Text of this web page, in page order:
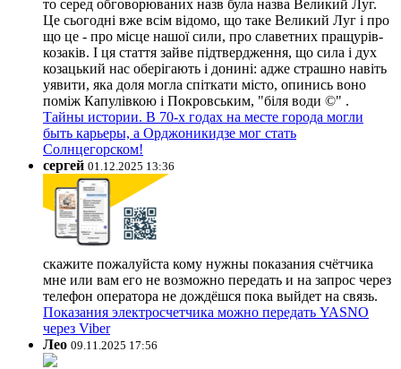
то серед обговорюваних назв була назва Великий Луг.
Це сьогодні вже всім відомо, що таке Великий Луг і про
що це - про місце нашої сили, про славетних пращурів-
козаків. І ця стаття зайве підтвердження, що сила і дух
козацький нас оберігають і донині: адже страшно навіть
уявити, яка доля могла спіткати місто, опинись воно
поміж Капулівкою і Покровським, "біля води ©" .
Тайны истории. В 70-х годах на месте города могли
быть карьеры, а Орджоникидзе мог стать
Солнцегорском!
сергей 01.12.2025 13:36
скажите пожалуйста кому нужны показания счётчика
мне или вам его не возможно передать и на запрос через
телефон оператора не дождёшся пока выйдет на связь.
Показания электросчетчика можно передать YASNO
через Viber
Лео 09.11.2025 17:56